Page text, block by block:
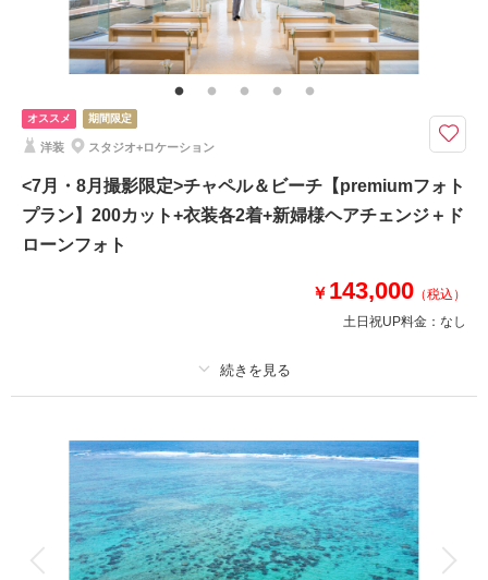
その他含むもの
データはダウンロード形式にてフルサイズデータを納品♪ブーケ、ブートニ
ア、ヘアアクセサリー、靴、撮影小物、データ明るさ＆お色味補正、ご希望
リクエストカット、衣装小物持ち込み無料、雨天時保証
徒歩圏内のビーチだからサクッと撮影できる！旅行のついでにフォトウェデ
ィング♪当店一番人気のスタンダードなビーチ1ヶ所撮影プラン＊
写真100カット納品のシンプルなフォトプラン◎
※カラードレスも選べます！
✅撮影に必要なもの全て込み
✅ウォーターイン撮影を半額の¥13,200でのご案内
このプランで撮影可能な撮影レポート
撮影日：2025年8月6日
撮影場所：アラハビーチ（沖縄）
オススメ 期間限定
洋装 スタジオ+ロケーション
<7月・8月撮影限定>チャペル＆ビーチ【premiumフォト
プラン】200カット+衣装各2着+新婦様ヘアチェンジ＋ド
ローンフォト
￥ 143,000 （税込）
土日祝UP料金： なし
撮影料 新婦衣装2着 新郎衣装2着
着付け ヘアメイク 小物一式
アルバム 1 P データ 100 カット 台紙付写真
衣装追加 会食 挙式